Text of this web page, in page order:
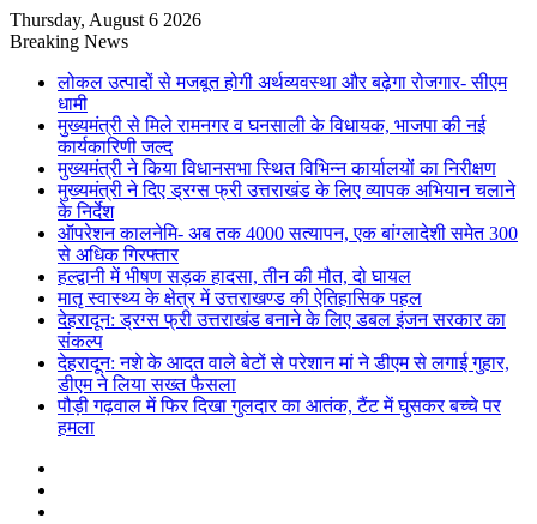
Thursday, August 6 2026
Breaking News
लोकल उत्पादों से मजबूत होगी अर्थव्यवस्था और बढ़ेगा रोजगार- सीएम
धामी
मुख्यमंत्री से मिले रामनगर व घनसाली के विधायक, भाजपा की नई
कार्यकारिणी जल्द
मुख्यमंत्री ने किया विधानसभा स्थित विभिन्न कार्यालयों का निरीक्षण
मुख्यमंत्री ने दिए ड्रग्स फ्री उत्तराखंड के लिए व्यापक अभियान चलाने
के निर्देश
ऑपरेशन कालनेमि- अब तक 4000 सत्यापन, एक बांग्लादेशी समेत 300
से अधिक गिरफ्तार
हल्द्वानी में भीषण सड़क हादसा, तीन की मौत, दो घायल
मातृ स्वास्थ्य के क्षेत्र में उत्तराखण्ड की ऐतिहासिक पहल
देहरादून: ड्रग्स फ्री उत्तराखंड बनाने के लिए डबल इंजन सरकार का
संकल्प
देहरादून: नशे के आदत वाले बेटों से परेशान मां ने डीएम से लगाई गुहार,
डीएम ने लिया सख्त फैसला
पौड़ी गढ़वाल में फिर दिखा गुलदार का आतंक, टैंट में घुसकर बच्चे पर
हमला